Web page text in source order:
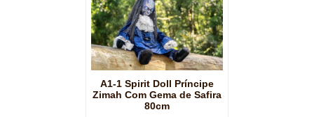
A1-1 Spirit Doll Príncipe
Zimah Com Gema de Safira
80cm